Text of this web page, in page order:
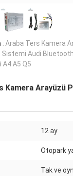
: Araba Ters Kamera
Sistemi Audi Bluetooth
A4 A5 Q5
Kamera Arayüzü
12 ay
Otopark
Tak ve